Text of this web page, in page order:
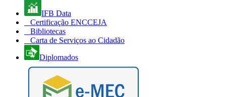
IFB Data
Certificação ENCCEJA
Bibliotecas
Carta de Serviços ao Cidadão
Diplomados